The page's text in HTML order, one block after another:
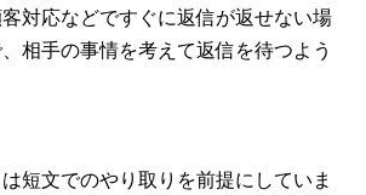
対応などですぐに返信が返せない場
相手の事情を考えて返信を待つよう
短文でのやり取りを前提にしていま